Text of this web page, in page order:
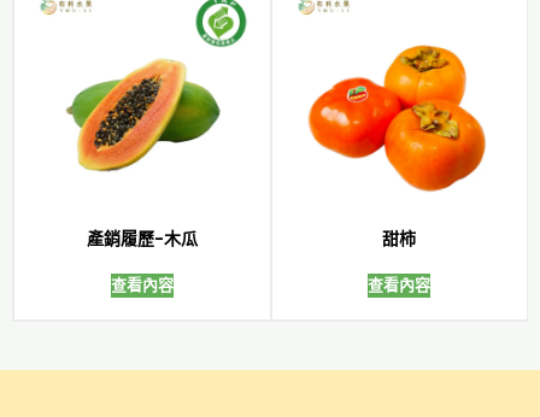
產銷履歷-木瓜
查看內容
甜柿
查看內容